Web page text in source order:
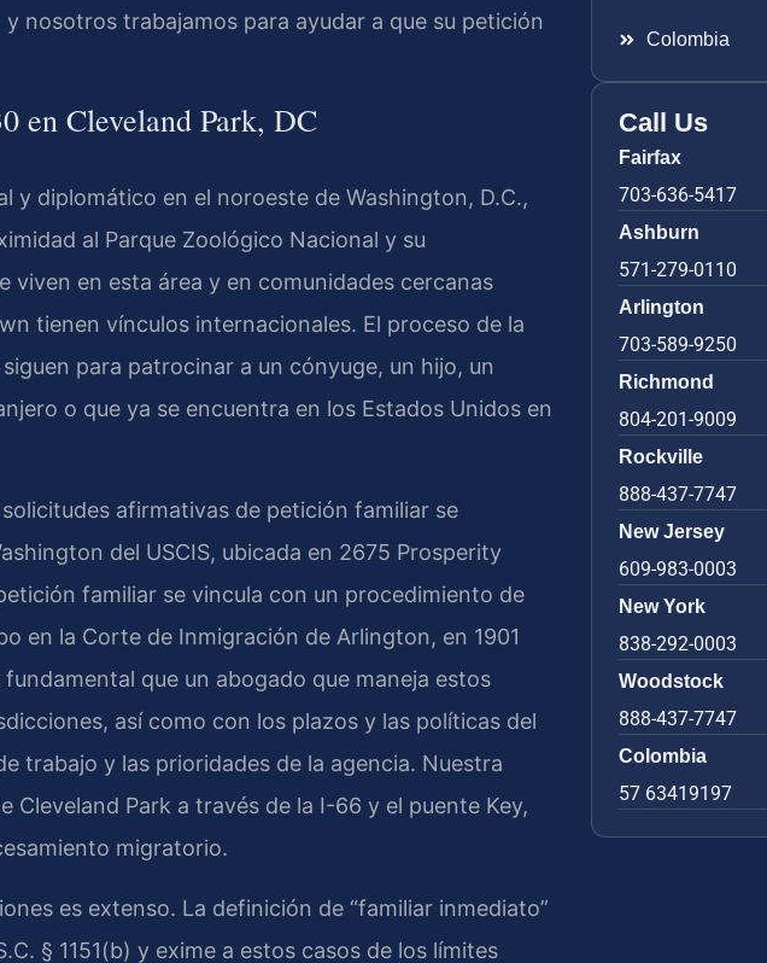
nosotros trabajamos para ayudar a que su petición
en Cleveland Park, DC
y diplomático en el noroeste de Washington, D.C.,
al Parque Zoológico Nacional y su
viven en esta área y en comunidades cercanas
tienen vínculos internacionales. El proceso de la
para patrocinar a un cónyuge, un hijo, un
o que ya se encuentra en los Estados Unidos en
afirmativas de petición familiar se
del USCIS, ubicada en 2675 Prosperity
familiar se vincula con un procedimiento de
en la Corte de Inmigración de Arlington, en 1901
que un abogado que maneja estos
así como con los plazos y las políticas del
trabajo y las prioridades de la agencia. Nuestra
Park a través de la I-66 y el puente Key,
migratorio.
es extenso. La definición de “familiar inmediato”
§ 1151(b) y exime a estos casos de los límites
Colombia
Call Us
Fairfax
703-636-5417
Ashburn
571-279-0110
Arlington
703-589-9250
Richmond
804-201-9009
Rockville
888-437-7747
New Jersey
609-983-0003
New York
838-292-0003
Woodstock
888-437-7747
Colombia
57 63419197